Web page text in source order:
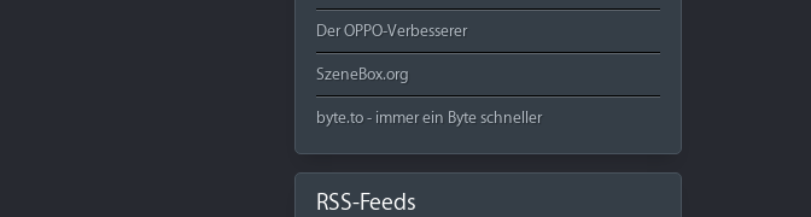
Der OPPO-Verbesserer
SzeneBox.org
byte.to - immer ein Byte schneller
RSS-Feeds